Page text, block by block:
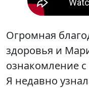
Огромная
здоровья и
ознакомление
Я недавно